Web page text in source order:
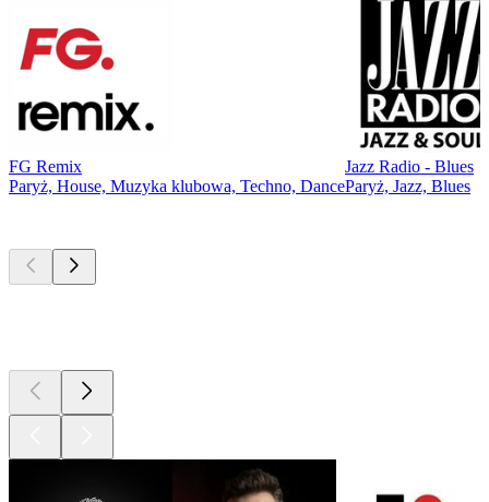
FG Remix
Paryż, House, Muzyka klubowa, Techno, Dance
Jazz Radio - Blues
Paryż, Jazz, Blues